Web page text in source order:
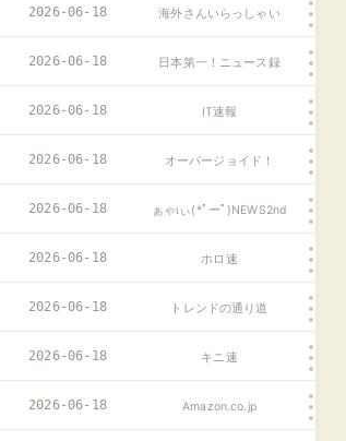
2026-06-18 海外さんいらっしゃい
2026-06-18 日本第一！ニュース録
2026-06-18 IT速報
2026-06-18 オーバージョイド！
2026-06-18 ぁゃιぃ(*ﾟーﾟ)NEWS2nd
2026-06-18 ホロ速
2026-06-18 トレンドの通り道
2026-06-18 キニ速
2026-06-18 Amazon.co.jp